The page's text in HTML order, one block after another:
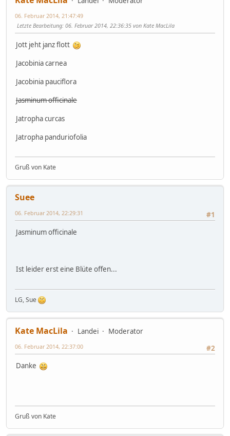
06. Februar 2014, 21:47:49
Letzte Bearbeitung: 06. Februar 2014, 22:36:35 von Kate MacLila
Jott jeht janz flott
Jacobinia carnea
Jacobinia pauciflora
Jasminum officinale
Jatropha curcas
Jatropha panduriofolia
Gruß von Kate
Suee
#1
06. Februar 2014, 22:29:31
Jasminum officinale
Ist leider erst eine Blüte offen...
LG, Sue
Kate MacLila Landei
Moderator
#2
06. Februar 2014, 22:37:00
Danke
Gruß von Kate